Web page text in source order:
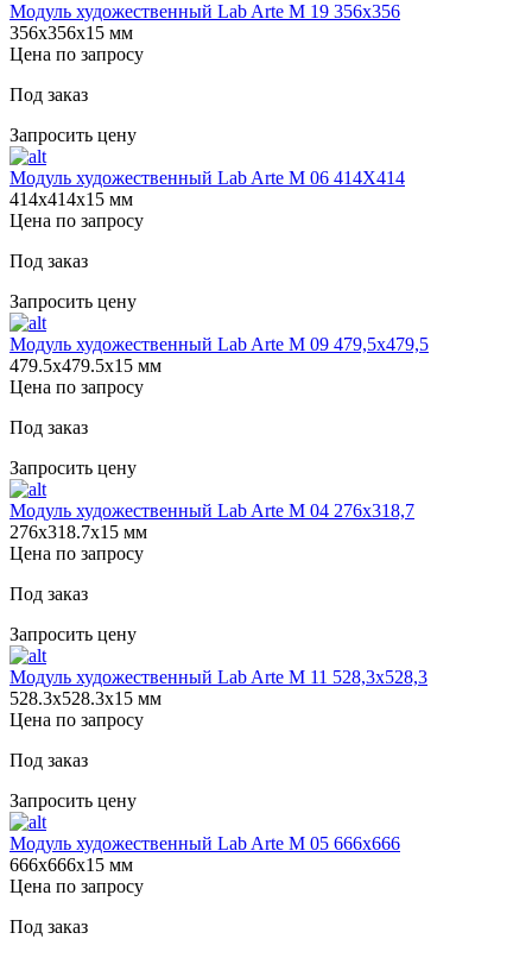
Модуль художественный Lab Arte М 19 356х356
356х356х15 мм
Цена по запросу
Под заказ
Запросить цену
Модуль художественный Lab Arte М 06 414Х414
414х414х15 мм
Цена по запросу
Под заказ
Запросить цену
Модуль художественный Lab Arte М 09 479,5х479,5
479.5х479.5х15 мм
Цена по запросу
Под заказ
Запросить цену
Модуль художественный Lab Arte М 04 276х318,7
276х318.7х15 мм
Цена по запросу
Под заказ
Запросить цену
Модуль художественный Lab Arte М 11 528,3х528,3
528.3х528.3х15 мм
Цена по запросу
Под заказ
Запросить цену
Модуль художественный Lab Arte М 05 666х666
666х666х15 мм
Цена по запросу
Под заказ